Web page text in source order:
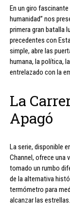
En un giro
humanidad” nos
primera gran batalla
precedentes con
simple, abre las
humana, la política,
entrelazado con la
La
Apagó
La serie, disponible
Channel, ofrece una
tomado un rumbo
de la alternativa
termómetro para
alcanzar las